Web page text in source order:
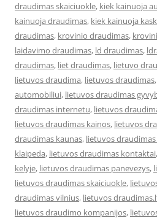
draudimas skaiciuokle, kiek kainuoja
kainuoja draudimas, kiek kainuoja
draudimas, krovinio draudimas,
laidavimo draudimas, ld draudimas,
draudimas, liet draudimas, lietuvo
lietuvos draudima, lietuvos draudimas,
automobiliui, lietuvos draudimas
draudimas internetu, lietuvos
lietuvos draudimas kainos, lietuvos
draudimas kaunas, lietuvos
klaipeda, lietuvos draudimas kontaktai,
kelyje, lietuvos draudimas panevezys,
lietuvos draudimas skaiciuokle,
draudimas vilnius, lietuvos
lietuvos draudimo kompanijos,